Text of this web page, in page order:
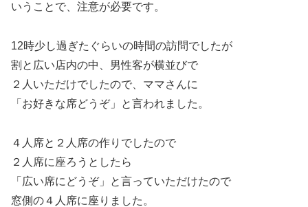
いうことで、注意が必要です。
12時少し過ぎたぐらいの時間の訪問でしたが
割と広い店内の中、男性客が横並びで
２人いただけでしたので、ママさんに
「お好きな席どうぞ」と言われました。
４人席と２人席の作りでしたので
２人席に座ろうとしたら
「広い席にどうぞ」と言っていただけたので
窓側の４人席に座りました。